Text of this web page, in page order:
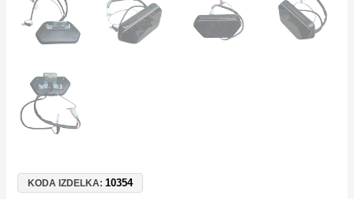
KODA IZDELKA:10354